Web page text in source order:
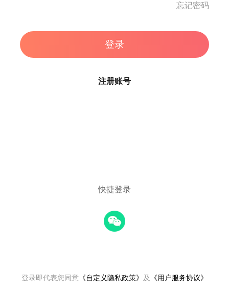
忘记密码
登录
注册账号
快捷登录
登录即代表您同意 《自定义隐私政策》 及 《用户服务协议》